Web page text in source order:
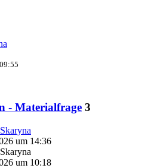
- Materialfrage 3
um 14:36
um 10:18